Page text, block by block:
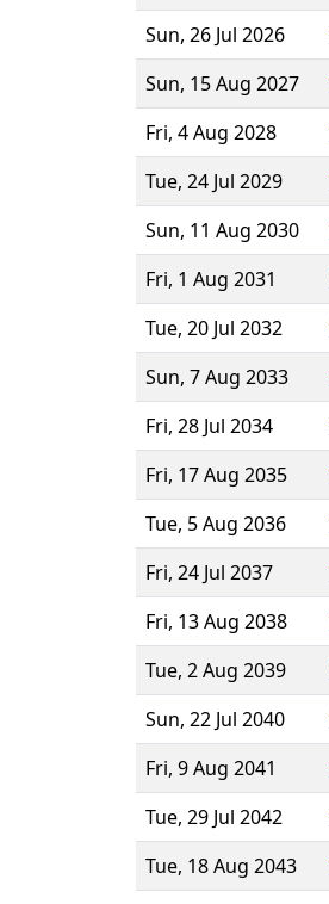
Sun, 26 Jul 2026
Sun, 15 Aug 2027
Fri, 4 Aug 2028
Tue, 24 Jul 2029
Sun, 11 Aug 2030
Fri, 1 Aug 2031
Tue, 20 Jul 2032
Sun, 7 Aug 2033
Fri, 28 Jul 2034
Fri, 17 Aug 2035
Tue, 5 Aug 2036
Fri, 24 Jul 2037
Fri, 13 Aug 2038
Tue, 2 Aug 2039
Sun, 22 Jul 2040
Fri, 9 Aug 2041
Tue, 29 Jul 2042
Tue, 18 Aug 2043